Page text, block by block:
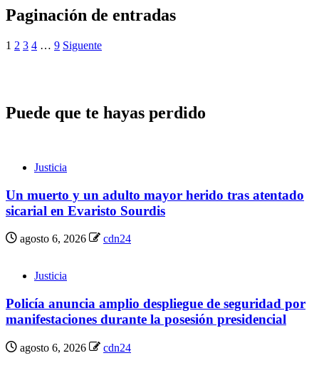
Paginación de entradas
1 2 3 4 … 9 Siguente
Puede que te hayas perdido
Justicia
Un muerto y un adulto mayor herido tras atentado
sicarial en Evaristo Sourdis
agosto 6, 2026 cdn24
Justicia
Policía anuncia amplio despliegue de seguridad por
manifestaciones durante la posesión presidencial
agosto 6, 2026 cdn24